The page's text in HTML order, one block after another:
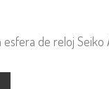
esfera de reloj Seiko